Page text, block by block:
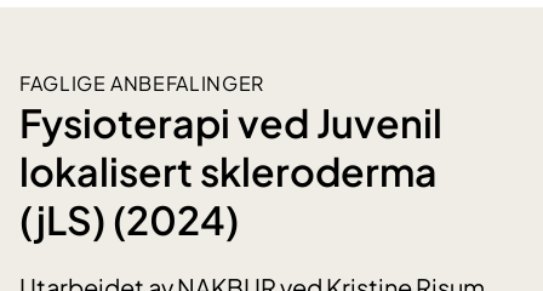
FAGLIGE ANBEFALINGER
Fysioterapi ved Juvenil
lokalisert skleroderma
(jLS) (2024)